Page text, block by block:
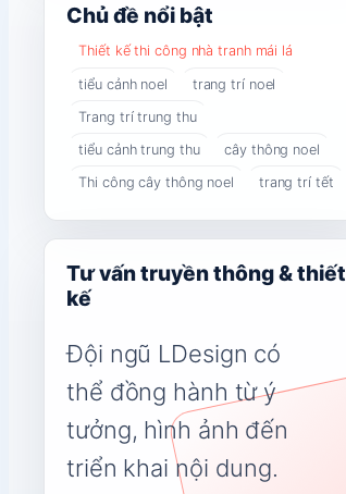
Chủ đề nổi bật
Thiết kế thi công nhà tranh mái lá
tiểu cảnh noel
trang trí noel
Trang trí trung thu
tiểu cảnh trung thu
cây thông noel
Thi công cây thông noel
trang trí tết
Tư vấn truyền thông & thiết
kế
Đội ngũ LDesign có
thể đồng hành từ ý
tưởng, hình ảnh đến
triển khai nội dung.